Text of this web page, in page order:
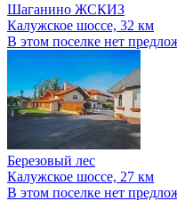
Шаганино ЖСКИЗ
Калужское шоссе, 32 км
В этом поселке нет
Березовый лес
Калужское шоссе, 27 км
В этом поселке нет